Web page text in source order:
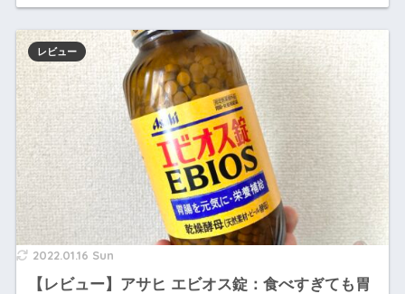
2022.01.16 Sun
【レビュー】アサヒ エビオス錠：食べすぎても胃
レビュー